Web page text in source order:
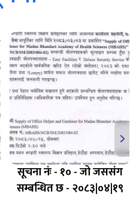
सूचना नंः - १० - जो जससंग
सम्बन्धित छ - २०८३|०४|१९